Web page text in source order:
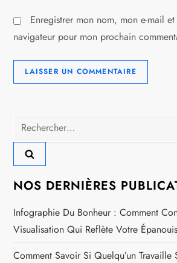
Enregistrer mon nom, mon e-mail
navigateur pour mon prochain
Rechercher :
NOS DERNIÈRES
Infographie Du Bonheur : Comment
Visualisation Qui Reflète Votre
Comment Savoir Si Quelqu’un